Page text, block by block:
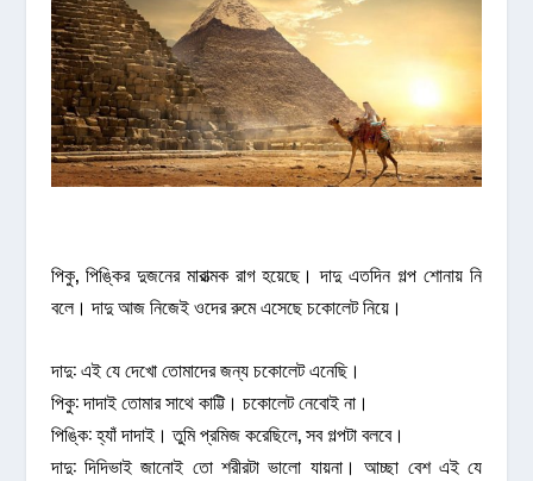
পিকু, পিঙ্কির দুজনের মারাত্মক রাগ হয়েছে। দাদু এতদিন গল্প শোনায় নি
বলে। দাদু আজ নিজেই ওদের রুমে এসেছে চকোলেট নিয়ে।
দাদু: এই যে দেখো তোমাদের জন্য চকোলেট এনেছি।
পিকু: দাদাই তোমার সাথে কাট্টি। চকোলেট নেবোই না।
পিঙ্কি: হ্যাঁ দাদাই। তুমি প্রমিজ করেছিলে, সব গল্পটা বলবে।
দাদু: দিদিভাই জানোই তো শরীরটা ভালো যায়না। আচ্ছা বেশ এই যে